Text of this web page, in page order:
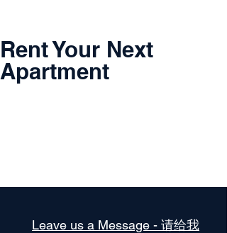
Rent Your Next
Apartment
Leave us a Message - 请给我